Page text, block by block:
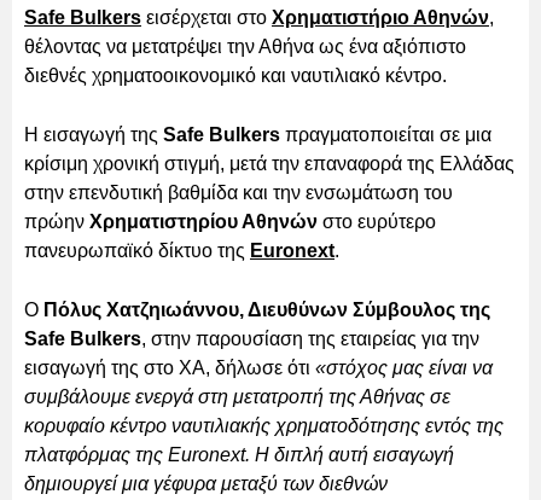
Safe Bulkers εισέρχεται στο Χρηματιστήριο Αθηνών,
θέλοντας να μετατρέψει την Αθήνα ως ένα αξιόπιστο
διεθνές χρηματοοικονομικό και ναυτιλιακό κέντρο.
Η εισαγωγή της Safe Bulkers πραγματοποιείται σε μια
κρίσιμη χρονική στιγμή, μετά την επαναφορά της Ελλάδας
στην επενδυτική βαθμίδα και την ενσωμάτωση του
πρώην Χρηματιστηρίου Αθηνών στο ευρύτερο
πανευρωπαϊκό δίκτυο της Euronext.
Ο Πόλυς Χατζηιωάννου, Διευθύνων Σύμβουλος της
Safe Bulkers, στην παρουσίαση της εταιρείας για την
εισαγωγή της στο ΧΑ, δήλωσε ότι «στόχος μας είναι να
συμβάλουμε ενεργά στη μετατροπή της Αθήνας σε
κορυφαίο κέντρο ναυτιλιακής χρηματοδότησης εντός της
πλατφόρμας της Euronext. Η διπλή αυτή εισαγωγή
δημιουργεί μια γέφυρα μεταξύ των διεθνών